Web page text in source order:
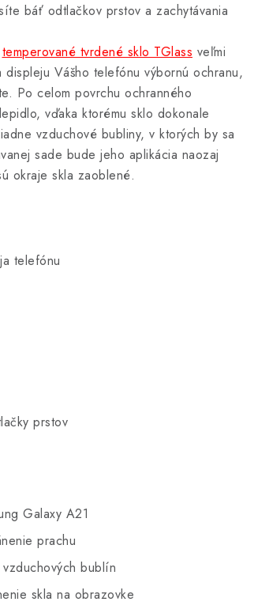
báť odtlačkov prstov a zachytávania
temperované tvrdené sklo TGlass veľmi
Vášho telefónu výbornú ochranu,
Po celom povrchu ochranného
vďaka ktorému sklo dokonale
vzduchové bubliny, v ktorých by sa
sade bude jeho aplikácia naozaj
okraje skla zaoblené.
telefónu
prstov
Galaxy A21
prachu
bublín
skla na obrazovke